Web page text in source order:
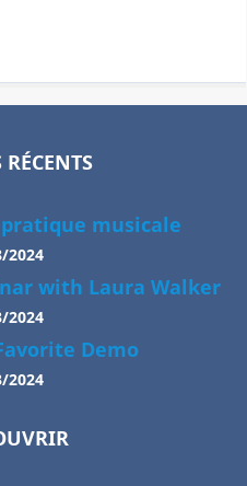
musicale
2024
with Laura Walker
2024
Demo
2024